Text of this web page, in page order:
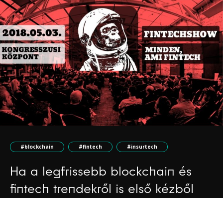
#blockchain #fintech #insurtech
Ha a legfrissebb blockchain és
fintech trendekről is első kézből